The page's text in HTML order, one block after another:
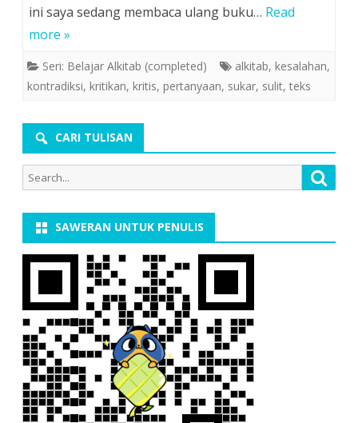
ini saya sedang membaca ulang buku… Read
more »
Seri: Belajar Alkitab (completed) alkitab, kesalahan,
kontradiksi, kritikan, kritis, pertanyaan, sukar, sulit, teks
CARI TULISAN
Search
for:
SAWERAN UNTUK PENULIS